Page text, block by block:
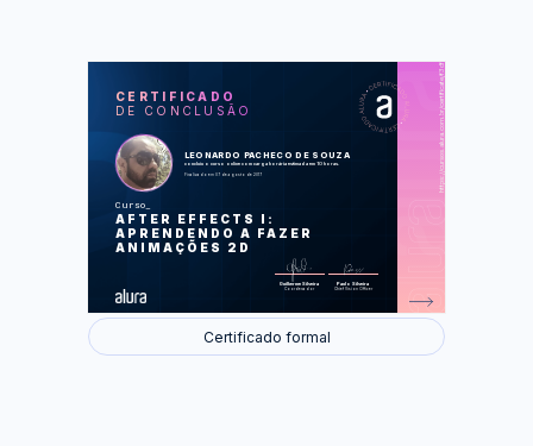
CERTIFICADO
DE CONCLUSÃO
LEONARDO PACHECO DE SOUZA
concluiu o curso online com carga horária estimada em 10 horas.
Finalizado em 07 de agosto de 2017
Curso
AFTER EFFECTS I:
APRENDENDO A FAZER
ANIMAÇÕES 2D
Guilherme Silveira
Coordenador
Paulo Silveira
Chief Vision Officer
https://cursos.alura.com.br/certificate/f3df128b-2dc9-4cee-a5cf-2bed067bb3ab
LAS
Primeiros passos
Multiplas Composições
Integrando Elementos
Movimentos mais bonitos
Certificado formal